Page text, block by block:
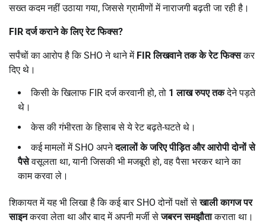
सख्त कदम नहीं उठाया गया, जिससे ग्रामीणों में नाराजगी बढ़ती जा रही है।
FIRदर्ज कराने के लिए रेट फिक्स?
सर्पंचों का आरोप है कि SHO ने थाने में FIRलिखवाने तक के रेट फिक्सकर
दिए थे।
किसी के खिलाफ FIR दर्ज करवानी हो, तो 1लाख रुपए तकदेने पड़ते
थे।
केस की गंभीरता के हिसाब से ये रेट बढ़ते-घटते थे।
कई मामलों में SHO अपनेदलालों के जरिए पीड़ित और आरोपी दोनों से
पैसेवसूलता था, यानी जिसकी भी मजबूरी हो, वह पैसा भरकर थाने का
काम करवा ले।
शिकायत में यह भी लिखा है कि कई बार SHO दोनों पक्षों सेखाली कागज पर
साइनकरवा लेता था और बाद में अपनी मर्जी सेजबरन समझौताकराता था।